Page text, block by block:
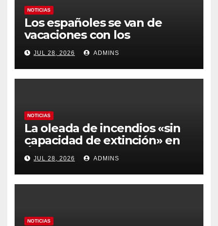
NOTICIAS
Los españoles se van de
vacaciones con los
carburantes hasta un 21%
más caros que el año pasado
y los hoteles disparados
JUL 28, 2026 ADMINS
NOTICIAS
La oleada de incendios «sin
capacidad de extinción» en
Ávila y al oeste de Madrid
obliga a declarar la
emergencia nacional
JUL 28, 2026 ADMINS
NOTICIAS